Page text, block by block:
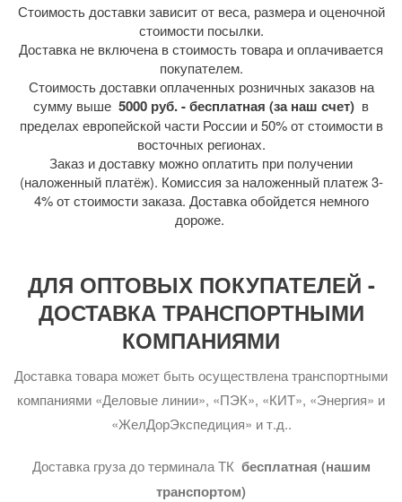
Стоимость доставки зависит от веса, размера и оценочной
стоимости посылки.
Доставка не включена в стоимость товара и оплачивается
покупателем.
Стоимость доставки оплаченных розничных заказов на
сумму выше 5000 руб. - бесплатная (за наш счет) в
пределах европейской части России и 50% от стоимости в
восточных регионах.
Заказ и доставку можно оплатить при получении
(наложенный платёж). Комиссия за наложенный платеж 3-
4% от стоимости заказа. Доставка обойдется немного
дороже.
ДЛЯ ОПТОВЫХ ПОКУПАТЕЛЕЙ -
ДОСТАВКА ТРАНСПОРТНЫМИ
КОМПАНИЯМИ
Доставка товара может быть осуществлена транспортными
компаниями «Деловые линии», «ПЭК», «КИТ», «Энергия» и
«ЖелДорЭкспедиция» и т.д..
Доставка груза до терминала ТК бесплатная (нашим
транспортом)